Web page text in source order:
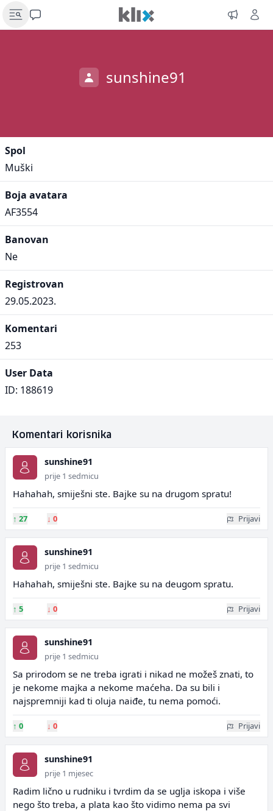
sunshine91
Spol
Muški
Boja avatara
AF3554
Banovan
Ne
Registrovan
29.05.2023.
Komentari
253
User Data
ID: 188619
Komentari korisnika
sunshine91
prije 1 sedmicu
Hahahah, smiješni ste. Bajke su na drugom spratu!
↑ 27 ↓ 0 Prijavi
sunshine91
prije 1 sedmicu
Hahahah, smiješni ste. Bajke su na deugom spratu.
↑ 5 ↓ 0 Prijavi
sunshine91
prije 1 sedmicu
Sa prirodom se ne treba igrati i nikad ne možeš znati, to
je nekome majka a nekome maćeha. Da su bili i
najspremniji kad ti oluja naiđe, tu nema pomoći.
↑ 0 ↓ 0 Prijavi
sunshine91
prije 1 mjesec
Radim lično u rudniku i tvrdim da se uglja iskopa i više
nego što treba, a plata kao što vidimo nema pa svi